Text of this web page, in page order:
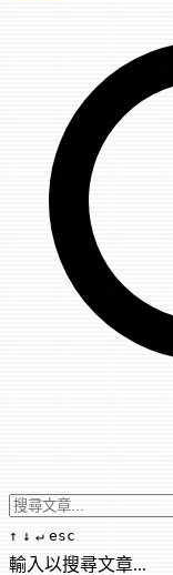
↑ ↓ ↵ esc
輸入以搜尋文章...